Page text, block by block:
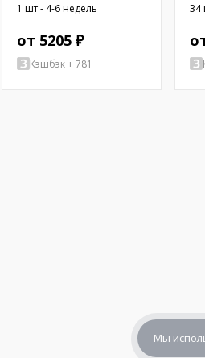
1 шт - 4-6 недель
от 5205 ₽
Кэшбэк + 781
34
Мы